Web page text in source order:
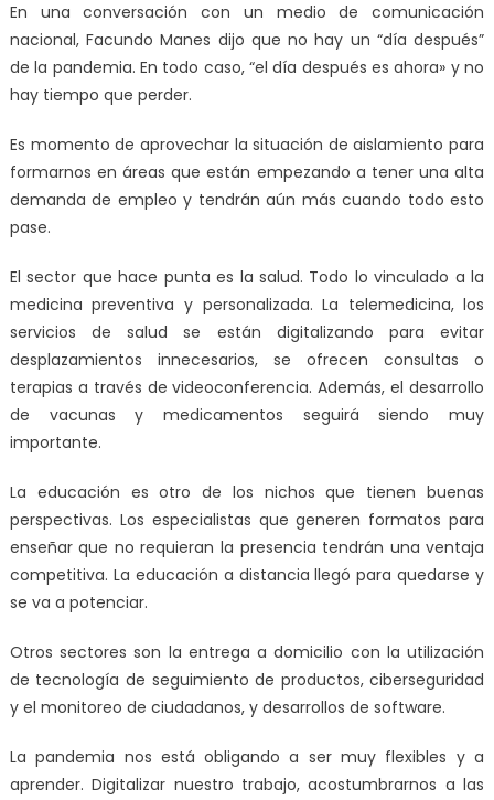
En una conversación con un medio de comunicación
nacional, Facundo Manes dijo que no hay un “día después”
de la pandemia. En todo caso, “el día después es ahora» y no
hay tiempo que perder.
Es momento de aprovechar la situación de aislamiento para
formarnos en áreas que están empezando a tener una alta
demanda de empleo y tendrán aún más cuando todo esto
pase.
El sector que hace punta es la salud. Todo lo vinculado a la
medicina preventiva y personalizada. La telemedicina, los
servicios de salud se están digitalizando para evitar
desplazamientos innecesarios, se ofrecen consultas o
terapias a través de videoconferencia. Además, el desarrollo
de vacunas y medicamentos seguirá siendo muy
importante.
La educación es otro de los nichos que tienen buenas
perspectivas. Los especialistas que generen formatos para
enseñar que no requieran la presencia tendrán una ventaja
competitiva. La educación a distancia llegó para quedarse y
se va a potenciar.
Otros sectores son la entrega a domicilio con la utilización
de tecnología de seguimiento de productos, ciberseguridad
y el monitoreo de ciudadanos, y desarrollos de software.
La pandemia nos está obligando a ser muy flexibles y a
aprender. Digitalizar nuestro trabajo, acostumbrarnos a las